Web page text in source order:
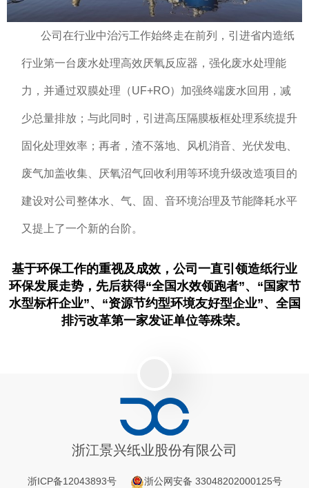
公司在行业中治污工作始终走在前列，引进省内造纸
行业第一台废水处理高效厌氧反应器，强化废水处理能
力，并通过双膜处理（UF+RO）加强终端废水回用，减
少总量排放；与此同时，引进高压隔膜板框处理系统提升
固化处理效率；再者，渣不落地、风机消音、光伏发电、
废气加盖收集、厌氧沼气回收利用等环境升级改造项目的
建设对公司整体水、气、固、音环境治理及节能降耗水平
又提上了一个新的台阶。
基于环保工作的重视及成效，公司一直引领造纸行业
环保发展走势，先后获得“全国水效领跑者”、“国家节
水型标杆企业”、“资源节约型环境友好型企业”、全国
排污改革第一家发证单位等殊荣。
浙江景兴纸业股份有限公司
浙ICP备12043893号 浙公网安备 33048202000125号